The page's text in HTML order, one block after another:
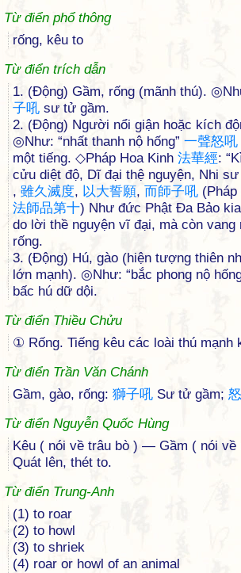
Từ điển phổ thông
rống, kêu to
Từ điển trích dẫn
1. (Động) Gầm, rống (mãnh thú).
子吼 sư tử gầm.
2. (Động) Người nổi giận hoặc kích
◎Như: “nhất thanh nộ hống” 一聲怒吼
một tiếng. ◇Pháp Hoa Kinh 法華經:
cửu diệt độ, Dĩ đại thệ nguyện, Nhi sư
, 雖久滅度, 以大誓願, 而師子吼
法師品第十) Như đức Phật Đa Bảo
do lời thề nguyện vĩ đại, mà còn
rống.
3. (Động) Hú, gào (hiện tượng thiên
lớn mạnh). ◎Như: “bắc phong nộ
bấc hú dữ dội.
Từ điển Thiều Chửu
① Rống. Tiếng kêu các loài thú mạnh
Từ điển Trần Văn Chánh
Gầm, gào, rống: 獅子吼 Sư tử gầm; 怒
Từ điển Nguyễn Quốc Hùng
Kêu ( nói về trâu bò ) — Gầm ( nói
Quát lên, thét to.
Từ điển Trung-Anh
(1) to roar
(2) to howl
(3) to shriek
(4) roar or howl of an animal